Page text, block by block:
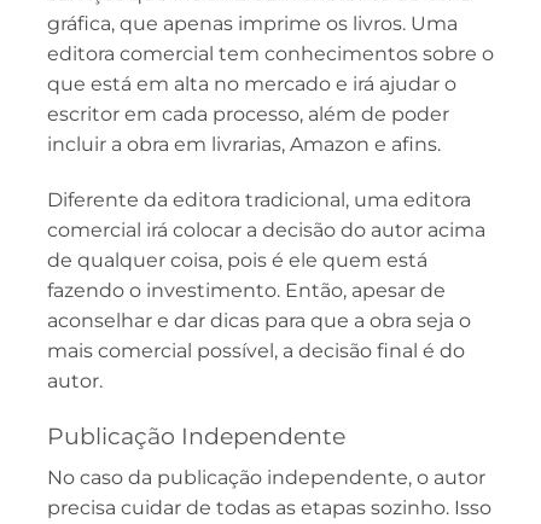
gráfica, que apenas imprime os livros. Uma
editora comercial tem conhecimentos sobre o
que está em alta no mercado e irá ajudar o
escritor em cada processo, além de poder
incluir a obra em livrarias, Amazon e afins.
Diferente da editora tradicional, uma editora
comercial irá colocar a decisão do autor acima
de qualquer coisa, pois é ele quem está
fazendo o investimento. Então, apesar de
aconselhar e dar dicas para que a obra seja o
mais comercial possível, a decisão final é do
autor.
Publicação Independente
No caso da publicação independente, o autor
precisa cuidar de todas as etapas sozinho. Isso